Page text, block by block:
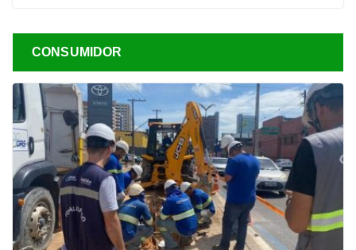
CONSUMIDOR